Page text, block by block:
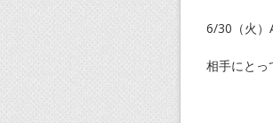
6/30（火）
相手にとっ